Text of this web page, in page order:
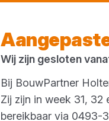
Wij zijn gesloten
Bij BouwPartner
Zij zijn in week 31,
bereikbaar via 0493-